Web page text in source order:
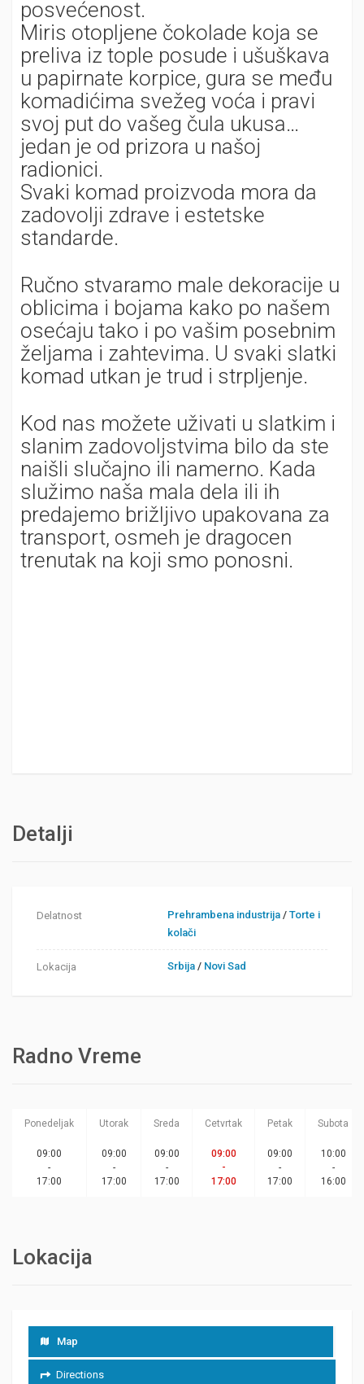
posvećenost.
Miris otopljene čokolade koja se
preliva iz tople posude i ušuškava
u papirnate korpice, gura se među
komadićima svežeg voća i pravi
svoj put do vašeg čula ukusa…
jedan je od prizora u našoj
radionici.
Svaki komad proizvoda mora da
zadovolji zdrave i estetske
standarde.
Ručno stvaramo male dekoracije u
oblicima i bojama kako po našem
osećaju tako i po vašim posebnim
željama i zahtevima. U svaki slatki
komad utkan je trud i strpljenje.
Kod nas možete uživati u slatkim i
slanim zadovoljstvima bilo da ste
naišli slučajno ili namerno. Kada
služimo naša mala dela ili ih
predajemo brižljivo upakovana za
transport, osmeh je dragocen
trenutak na koji smo ponosni.
Detalji
Delatnost Prehrambena industrija /Torte i
kolači
Lokacija Srbija / Novi Sad
Radno Vreme
Ponedeljak Utorak Sreda Cetvrtak Petak Subota
09:00
-
17:00
09:00
-
17:00
09:00
-
17:00
09:00
-
17:00
09:00
-
17:00
10:00
-
16:00
Lokacija
Map
Directions